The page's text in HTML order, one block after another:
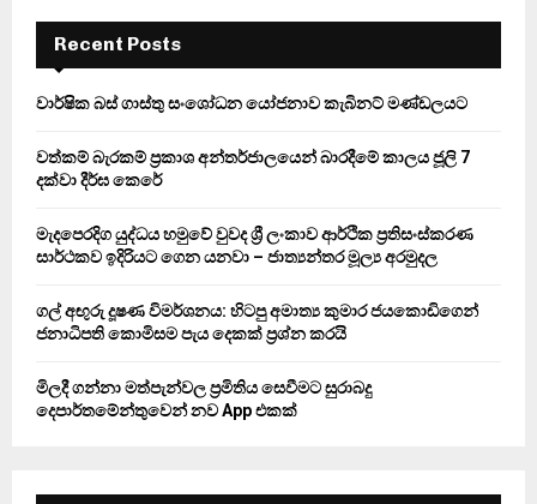
f
r
E
A
Recent Posts
වාර්ෂික බස් ගාස්තු සංශෝධන යෝජනාව කැබිනට් මණ්ඩලයට
වත්කම් බැරකම් ප්‍රකාශ අන්තර්ජාලයෙන් බාරදීමේ කාලය ජූලි 7
දක්වා දීර්ඝ කෙරේ
මැදපෙරදිග යුද්ධය හමුවේ වුවද ශ්‍රී ලංකාව ආර්ථික ප්‍රතිසංස්කරණ
සාර්ථකව ඉදිරියට ගෙන යනවා – ජාත්‍යන්තර මූල්‍ය අරමුදල
ගල් අඟුරු දූෂණ විමර්ශනය: හිටපු අමාත්‍ය කුමාර ජයකොඩිගෙන්
ජනාධිපති කොමිසම පැය දෙකක් ප්‍රශ්න කරයි
මිලදී ගන්නා මත්පැන්වල ප්‍රමිතිය සෙවීමට සුරාබදු
දෙපාර්තමේන්තුවෙන් නව App එකක්